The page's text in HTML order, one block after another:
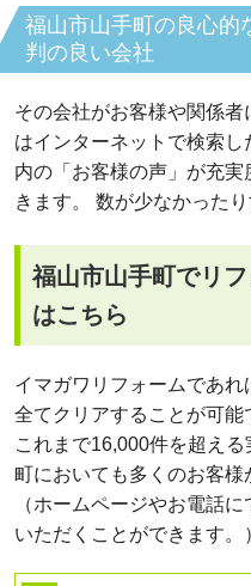
福山市山手町の良心
判の良い会社
その会社がお客様や関係
はインターネットで検索し
内の「お客様の声」が充
きます。 数が少なかった
福山市山手町でリ
はこちら
イマガワリフォームであ
全てクリアすることが可能
これまで16,000件を超え
町においても多くのお客様
（ホームページやお電話
いただくことができます。